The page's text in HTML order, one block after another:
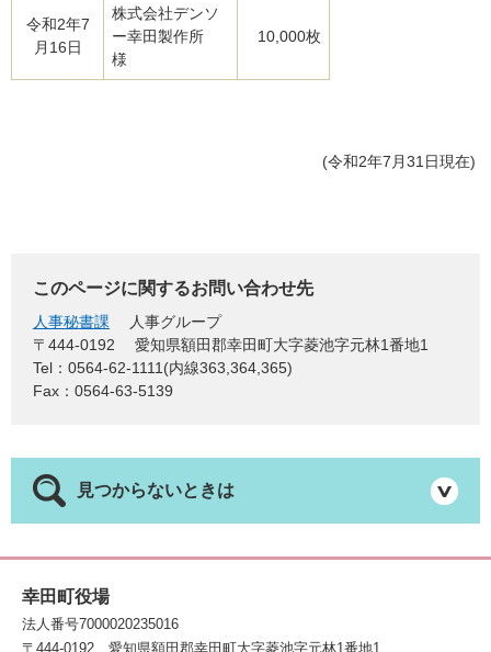
令和2年7
月16日
株式会社デンソ
ー幸田製作所
様
10,000枚
(令和2年7月31日現在)
このページに関するお問い合わせ先
人事秘書課
人事グループ
〒444-0192
愛知県額田郡幸田町大字菱池字元林1番地1
Tel：0564-62-1111(内線363,364,365)
Fax：0564-63-5139
見つからないときは
幸田町役場
法人番号7000020235016
〒444-0192
愛知県額田郡幸田町大字菱池字元林1番地1